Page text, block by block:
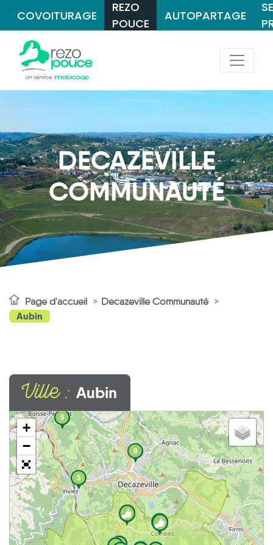
COVOITURAGE
REZO
POUCE
AUTOPARTAGE
DECAZEVILLE
COMMUNAUTÉ
Page d'accueil Decazeville Communauté
Aubin
Ville : Aubin
5
9
5
+
−